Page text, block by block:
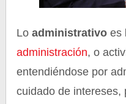
Loadministrativo es
administración, o
entendiéndose por
cuidado de intereses,